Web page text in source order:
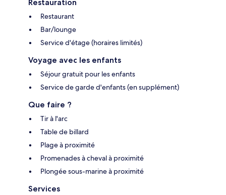
Restauration
Restaurant
Bar/lounge
Service d'étage (horaires limités)
Voyage avec les enfants
Séjour gratuit pour les enfants
Service de garde d'enfants (en supplément)
Que faire ?
Tir à l'arc
Table de billard
Plage à proximité
Promenades à cheval à proximité
Plongée sous-marine à proximité
Services